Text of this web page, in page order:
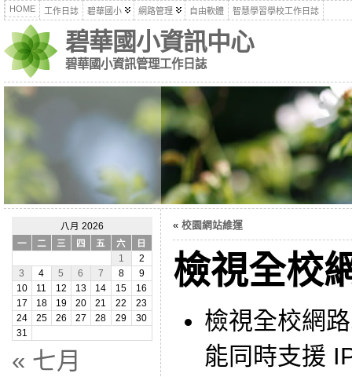
HOME 工作日誌 碧華國小 網路管理 自由軟體 智慧學習學校工作日誌
碧華國小資訊中心
碧華國小資訊管理工作日誌
八月 2026
一
二 三 四 五 六
日
1
2
3
4 5 6 7 8
9
10
11 12 13 14 15
16
17
18 19 20 21 22
23
24
25 26 27 28 29
30
31
« 七月
« 校園網站維運
檢視全校
檢視全校網
能同時支援